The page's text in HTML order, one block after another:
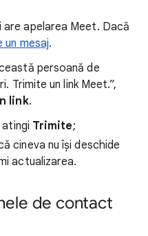
are apelarea Meet. Dacă
mesaj.
persoană de
Trimite un link Meet.”,
link.
atingi Trimite;
cineva nu își deschide
actualizarea.
de contact